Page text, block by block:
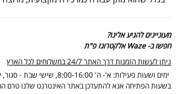
מעוניינים להגיע אלינו?
חפשו ב- Waze אלקטרוגז פ"ת
ניתן לעשות הזמנות דרך האתר 24/7 במשלוחים לכל הארץ
ימים ושעות פעילות: א'- ה' 8:00-16:00, שישי שבת - סגור,
בשעות הפתיחה אנא להתעדכן באתר האינטרנט שלנו טרם